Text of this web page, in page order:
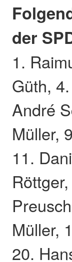
der
1.
Güth,
André
Müller,
11.
Müller,
20.